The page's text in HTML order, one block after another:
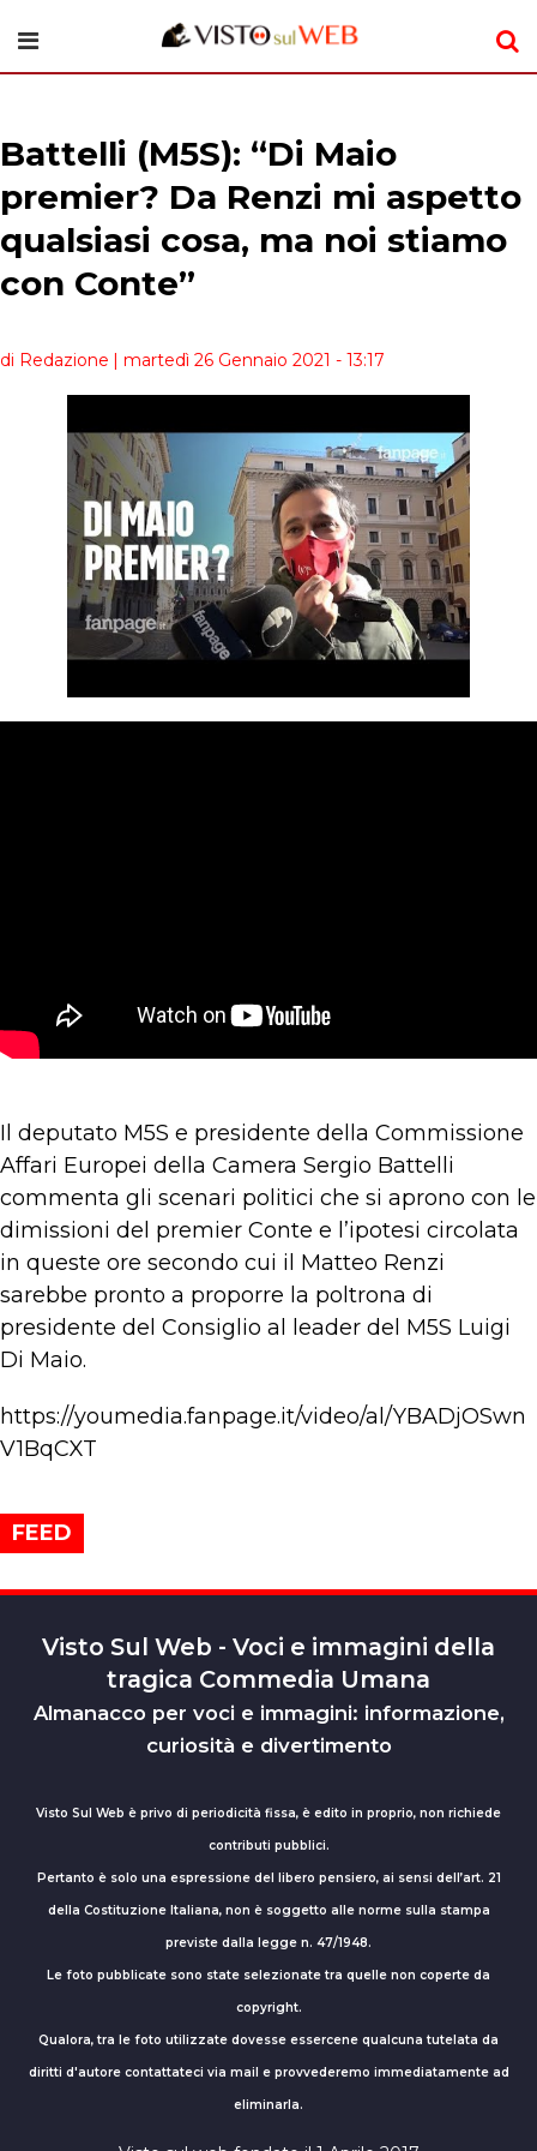
Battelli (M5S): “Di Maio
premier? Da Renzi mi aspetto
qualsiasi cosa, ma noi stiamo
con Conte”
di Redazione | martedì 26 Gennaio 2021 - 13:17
Il deputato M5S e presidente della Commissione
Affari Europei della Camera Sergio Battelli
commenta gli scenari politici che si aprono con le
dimissioni del premier Conte e l’ipotesi circolata
in queste ore secondo cui il Matteo Renzi
sarebbe pronto a proporre la poltrona di
presidente del Consiglio al leader del M5S Luigi
Di Maio.
https://youmedia.fanpage.it/video/al/YBADjOSwn
V1BqCXT
FEED
Visto Sul Web - Voci e immagini della
tragica Commedia Umana
Almanacco per voci e immagini: informazione,
curiosità e divertimento
Visto Sul Web è privo di periodicità fissa, è edito in proprio, non richiede
contributi pubblici.
Pertanto è solo una espressione del libero pensiero, ai sensi dell’art. 21
della Costituzione Italiana, non è soggetto alle norme sulla stampa
previste dalla legge n. 47/1948.
Le foto pubblicate sono state selezionate tra quelle non coperte da
copyright.
Qualora, tra le foto utilizzate dovesse essercene qualcuna tutelata da
diritti d'autore contattateci via mail e provvederemo immediatamente ad
eliminarla.